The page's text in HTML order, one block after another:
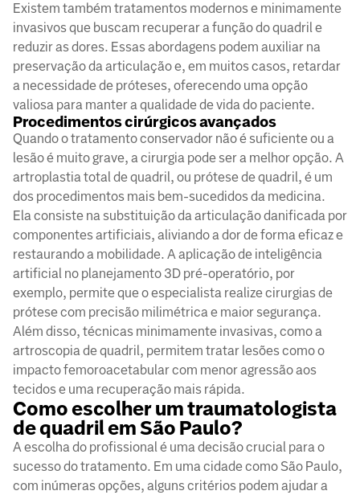
Existem também tratamentos modernos e minimamente
invasivos que buscam recuperar a função do quadril e
reduzir as dores. Essas abordagens podem auxiliar na
preservação da articulação e, em muitos casos, retardar
a necessidade de próteses, oferecendo uma opção
valiosa para manter a qualidade de vida do paciente.
Procedimentos cirúrgicos avançados
Quando o tratamento conservador não é suficiente ou a
lesão é muito grave, a cirurgia pode ser a melhor opção. A
artroplastia total de quadril, ou prótese de quadril, é um
dos procedimentos mais bem-sucedidos da medicina.
Ela consiste na substituição da articulação danificada por
componentes artificiais, aliviando a dor de forma eficaz e
restaurando a mobilidade. A aplicação de inteligência
artificial no planejamento 3D pré-operatório, por
exemplo, permite que o especialista realize cirurgias de
prótese com precisão milimétrica e maior segurança.
Além disso, técnicas minimamente invasivas, como a
artroscopia de quadril, permitem tratar lesões como o
impacto femoroacetabular com menor agressão aos
tecidos e uma recuperação mais rápida.
Como escolher um traumatologista
de quadril em São Paulo?
A escolha do profissional é uma decisão crucial para o
sucesso do tratamento. Em uma cidade como São Paulo,
com inúmeras opções, alguns critérios podem ajudar a